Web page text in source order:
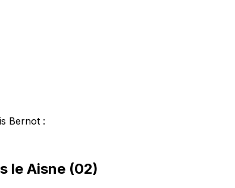
Bernot :
le Aisne (02)